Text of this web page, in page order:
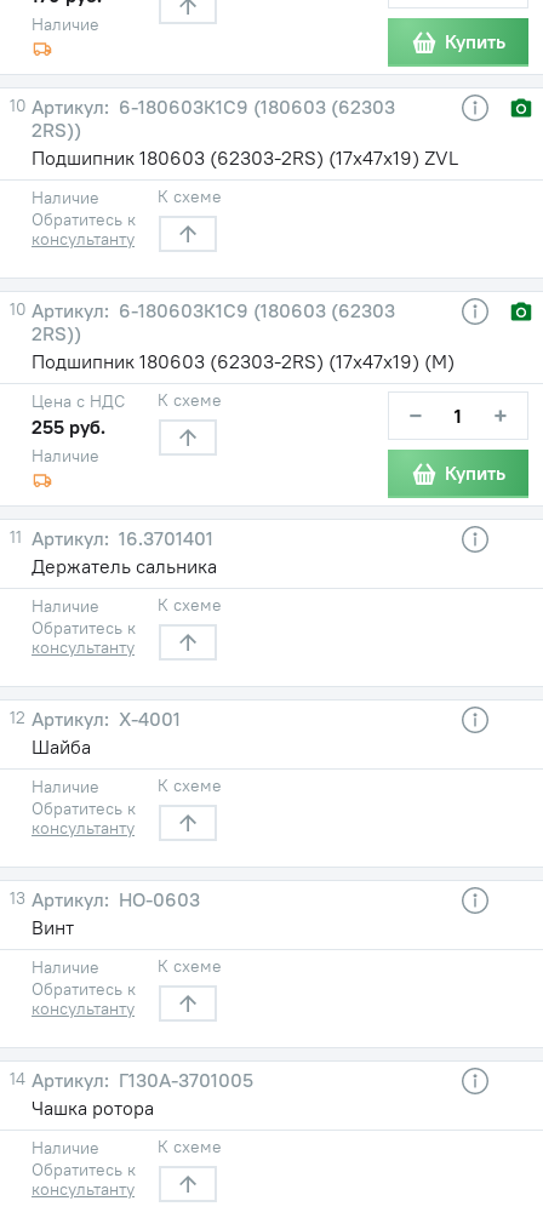
Наличие
Купить
10
6-180603К1С9 (180603 (62303
2RS))
Подшипник 180603 (62303-2RS) (17х47х19) ZVL
Наличие
Обратитесь к
консультанту
К схеме
10
6-180603К1С9 (180603 (62303
2RS))
Подшипник 180603 (62303-2RS) (17х47х19) (М)
Наличие
Цена с НДС
255 руб.
К схеме − +
Купить
11
16.3701401
Держатель сальника
Наличие
Обратитесь к
консультанту
К схеме
12
Х-4001
Шайба
Наличие
Обратитесь к
консультанту
К схеме
13
НО-0603
Винт
Наличие
Обратитесь к
консультанту
К схеме
14
Г130А-3701005
Чашка ротора
Наличие
Обратитесь к
консультанту
К схеме